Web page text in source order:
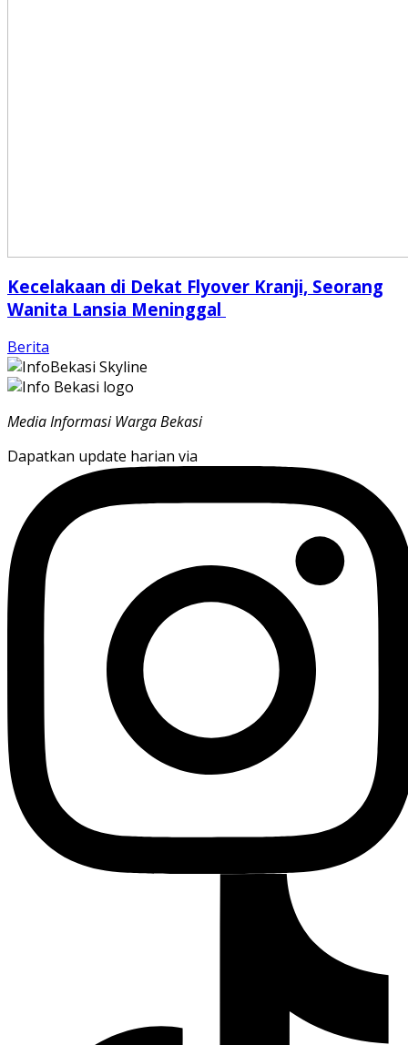
Kecelakaan di Dekat Flyover Kranji, Seorang
Wanita Lansia Meninggal
Berita
Media Informasi Warga Bekasi
Dapatkan update harian via